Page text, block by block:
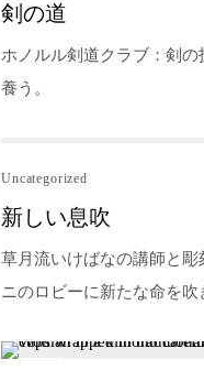
剣の道
ホノルル剣道クラブ：剣
養う。
Uncategorized
新しい息吹
草月流いけばなの講師と
ニのロビーに新たな命を吹